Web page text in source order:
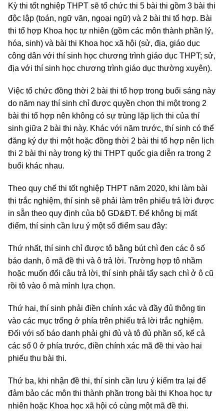
Kỳ thi tốt nghiệp THPT sẽ tổ chức thi 5 bài thi gồm 3 bài thi
độc lập (toán, ngữ văn, ngoại ngữ) và 2 bài thi tổ hợp. Bài
thi tổ hợp Khoa học tự nhiên (gồm các môn thành phần lý,
hóa, sinh) và bài thi Khoa học xã hội (sử, địa, giáo dục
công dân với thí sinh học chương trình giáo dục THPT; sử,
địa với thí sinh học chương trình giáo dục thường xuyên).
Việc tổ chức đồng thời 2 bài thi tổ hợp trong buổi sáng này
do năm nay thí sinh chỉ được quyền chọn thi một trong 2
bài thi tổ hợp nên không có sự trùng lặp lịch thi của thí
sinh giữa 2 bài thi này. Khác với năm trước, thí sinh có thể
đăng ký dự thi một hoặc đồng thời 2 bài thi tổ hợp nên lịch
thi 2 bài thi này trong kỳ thi THPT quốc gia diễn ra trong 2
buổi khác nhau.
Theo quy chế thi tốt nghiệp THPT năm 2020, khi làm bài
thi trắc nghiệm, thí sinh sẽ phải làm trên phiếu trả lời được
in sẵn theo quy định của bộ GD&ĐT. Để không bị mất
điểm, thí sinh cần lưu ý một số điểm sau đây:
Thứ nhất, thí sinh chỉ được tô bằng bút chì đen các ô số
báo danh, ô mã đề thi và ô trả lời. Trường hợp tô nhầm
hoặc muốn đổi câu trả lời, thí sinh phải tẩy sạch chì ở ô cũ
rồi tô vào ô mà mình lựa chọn.
Thứ hai, thí sinh phải điền chính xác và đầy đủ thông tin
vào các mục trống ở phía trên phiếu trả lời trắc nghiệm.
Đối với số báo danh phải ghi đủ và tô đủ phần số, kể cả
các số 0 ở phía trước, điền chính xác mã đề thi vào hai
phiếu thu bài thi.
Thứ ba, khi nhận đề thi, thí sinh cần lưu ý kiểm tra lại để
đảm bảo các môn thi thành phần trong bài thi Khoa học tự
nhiên hoặc Khoa học xã hội có cùng một mã đề thi.